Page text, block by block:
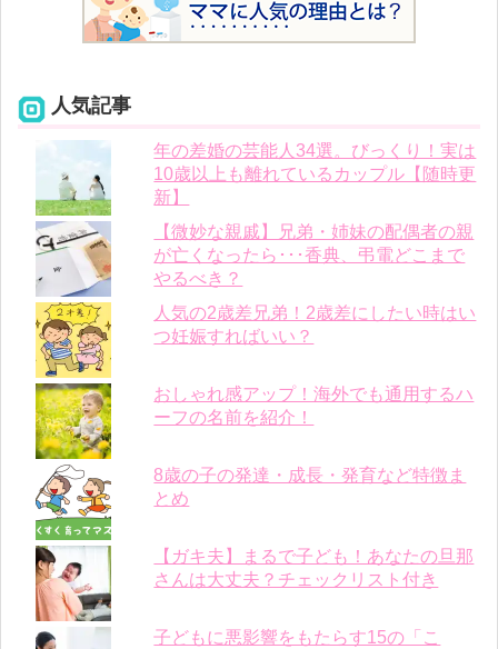
人気記事
年の差婚の芸能人34選。びっくり！実は
10歳以上も離れているカップル【随時更
新】
【微妙な親戚】兄弟・姉妹の配偶者の親
が亡くなったら･･･香典、弔電どこまで
やるべき？
人気の2歳差兄弟！2歳差にしたい時はい
つ妊娠すればいい？
おしゃれ感アップ！海外でも通用するハ
ーフの名前を紹介！
8歳の子の発達・成長・発育など特徴ま
とめ
【ガキ夫】まるで子ども！あなたの旦那
さんは大丈夫？チェックリスト付き
子どもに悪影響をもたらす15の「こ